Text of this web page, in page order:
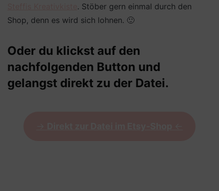
. Stöber gern einmal durch den
Shop, denn es wird sich lohnen. 🙂
Oder du klickst auf den
nachfolgenden Button und
gelangst direkt zu der Datei.